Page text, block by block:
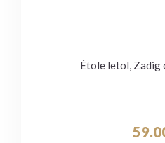
Étole letol, Zadig